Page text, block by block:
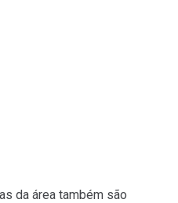
da área também são